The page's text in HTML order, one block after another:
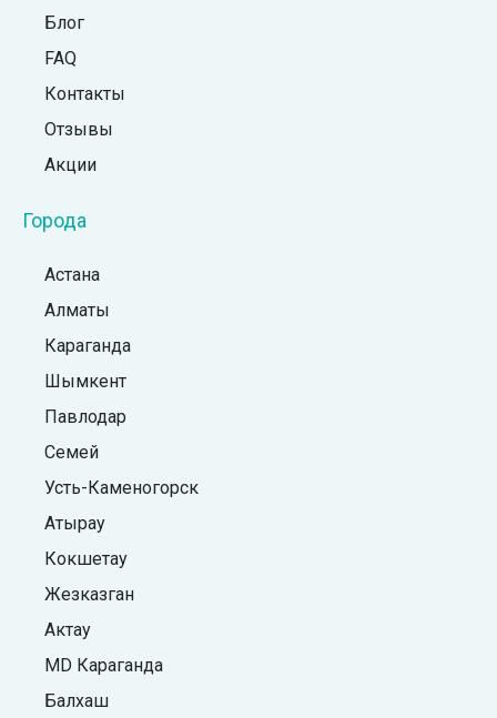
Блог
FAQ
Контакты
Отзывы
Акции
Города
Астана
Алматы
Караганда
Шымкент
Павлодар
Семей
Усть-Каменогорск
Атырау
Кокшетау
Жезказган
Актау
MD Караганда
Балхаш